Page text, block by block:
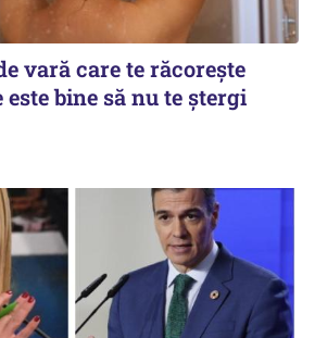
vară care te răcorește
este bine să nu te ștergi